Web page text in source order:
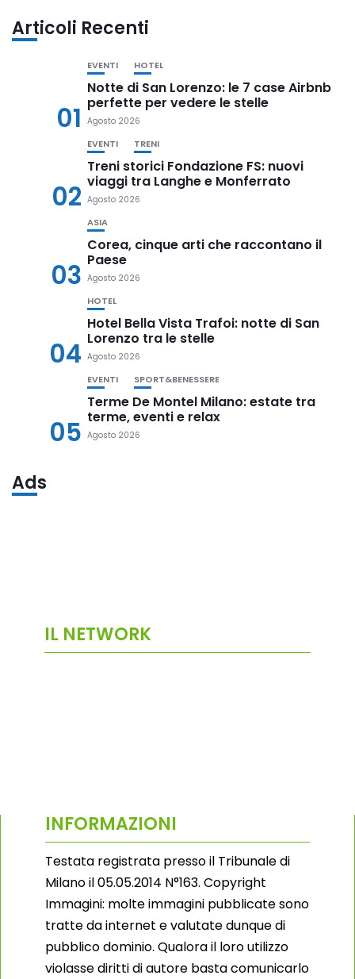
Articoli Recenti
01
EVENTI HOTEL
Notte di San Lorenzo: le 7 case Airbnb
perfette per vedere le stelle
Agosto 2026
02
EVENTI TRENI
Treni storici Fondazione FS: nuovi
viaggi tra Langhe e Monferrato
Agosto 2026
03
ASIA
Corea, cinque arti che raccontano il
Paese
Agosto 2026
04
HOTEL
Hotel Bella Vista Trafoi: notte di San
Lorenzo tra le stelle
Agosto 2026
05
EVENTI SPORT&BENESSERE
Terme De Montel Milano: estate tra
terme, eventi e relax
Agosto 2026
Ads
IL NETWORK
INFORMAZIONI
Testata registrata presso il Tribunale di
Milano il 05.05.2014 N°163. Copyright
Immagini: molte immagini pubblicate sono
tratte da internet e valutate dunque di
pubblico dominio. Qualora il loro utilizzo
violasse diritti di autore basta comunicarlo